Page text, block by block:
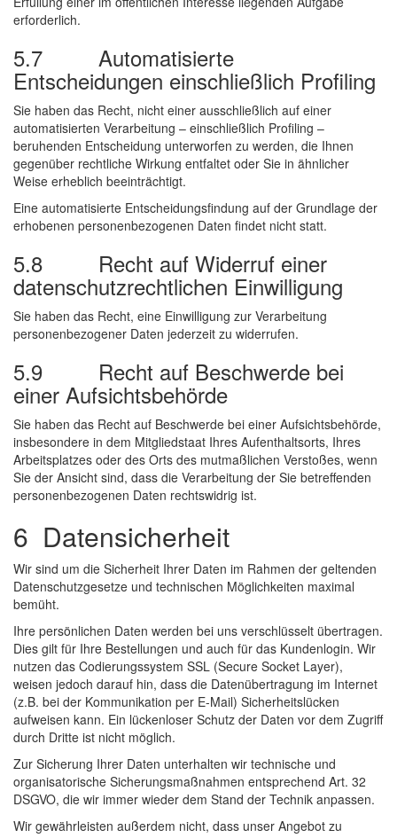
erforderlich.
5.7 Automatisierte
Entscheidungen einschließlich Profiling
Sie haben das Recht, nicht einer ausschließlich auf einer
automatisierten Verarbeitung – einschließlich Profiling –
beruhenden Entscheidung unterworfen zu werden, die Ihnen
gegenüber rechtliche Wirkung entfaltet oder Sie in ähnlicher
Weise erheblich beeinträchtigt.
Eine automatisierte Entscheidungsfindung auf der Grundlage der
erhobenen personenbezogenen Daten findet nicht statt.
5.8 Recht auf Widerruf einer
datenschutzrechtlichen Einwilligung
Sie haben das Recht, eine Einwilligung zur Verarbeitung
personenbezogener Daten jederzeit zu widerrufen.
5.9 Recht auf Beschwerde bei
einer Aufsichtsbehörde
Sie haben das Recht auf Beschwerde bei einer Aufsichtsbehörde,
insbesondere in dem Mitgliedstaat Ihres Aufenthaltsorts, Ihres
Arbeitsplatzes oder des Orts des mutmaßlichen Verstoßes, wenn
Sie der Ansicht sind, dass die Verarbeitung der Sie betreffenden
personenbezogenen Daten rechtswidrig ist.
6 Datensicherheit
Wir sind um die Sicherheit Ihrer Daten im Rahmen der geltenden
Datenschutzgesetze und technischen Möglichkeiten maximal
bemüht.
Ihre persönlichen Daten werden bei uns verschlüsselt übertragen.
Dies gilt für Ihre Bestellungen und auch für das Kundenlogin. Wir
nutzen das Codierungssystem SSL (Secure Socket Layer),
weisen jedoch darauf hin, dass die Datenübertragung im Internet
(z.B. bei der Kommunikation per E-Mail) Sicherheitslücken
aufweisen kann. Ein lückenloser Schutz der Daten vor dem Zugriff
durch Dritte ist nicht möglich.
Zur Sicherung Ihrer Daten unterhalten wir technische und
organisatorische Sicherungsmaßnahmen entsprechend Art. 32
DSGVO, die wir immer wieder dem Stand der Technik anpassen.
Wir gewährleisten außerdem nicht, dass unser Angebot zu